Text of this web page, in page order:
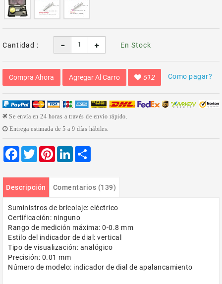
Cantidad : En Stock
Compra Ahora Agregar Al Carro 512 Como pagar?
Se envía en 24 horas a través de envío rápido.
Entrega estimada de 5 a 9 días hábiles.
Facebook
TwitterPinterestLinkedIn
Descripción Comentarios (139)
Suministros de bricolaje: eléctrico
Certificación: ninguno
Rango de medición máxima: 0-0.8 mm
Estilo del indicador de dial: vertical
Tipo de visualización: analógico
Precisión: 0.01 mm
Número de modelo: indicador de dial de apalancamiento